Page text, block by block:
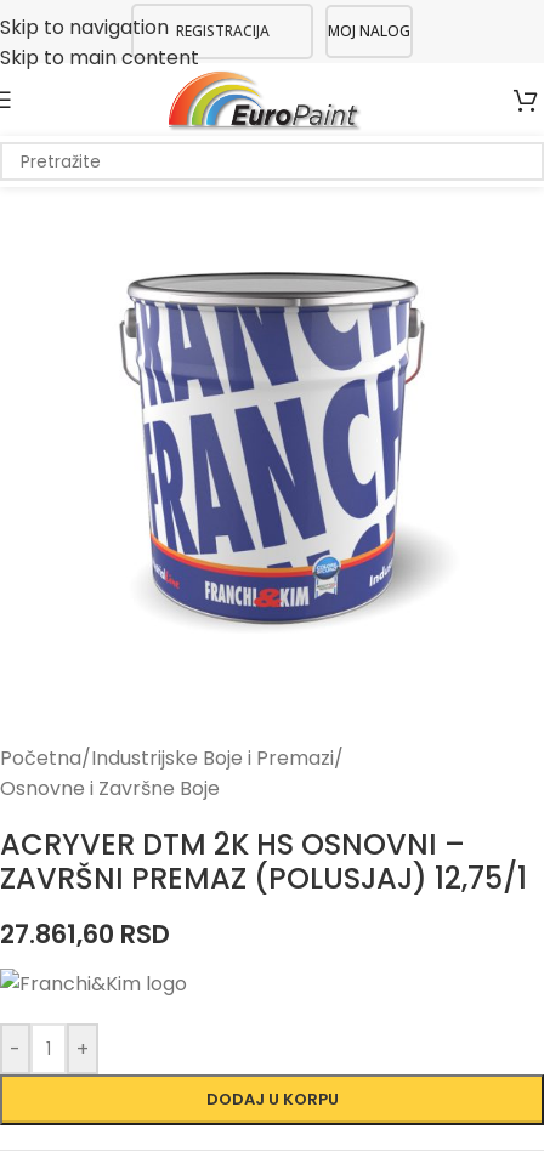
Skip to navigation
Skip to main content
REGISTRACIJA MOJ NALOG
Početna/Industrijske Boje i Premazi/
Osnovne i Završne Boje
ACRYVER DTM 2K HS OSNOVNI –
ZAVRŠNI PREMAZ (POLUSJAJ) 12,75/1
27.861,60 RSD
- +
DODAJ U KORPU